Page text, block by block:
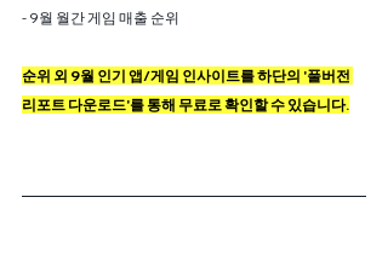
- 9월 월간 게임 매출 순위
순위 외 9월 인기 앱/게임 인사이트를 하단의 '풀버전
리포트 다운로드'를 통해 무료로 확인할 수 있습니다.